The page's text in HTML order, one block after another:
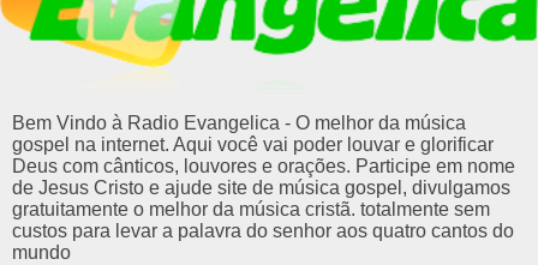
Bem Vindo à Radio Evangelica - O melhor da música
gospel na internet. Aqui você vai poder louvar e glorificar
Deus com cânticos, louvores e orações. Participe em nome
de Jesus Cristo e ajude site de música gospel, divulgamos
gratuitamente o melhor da música cristã. totalmente sem
custos para levar a palavra do senhor aos quatro cantos do
mundo